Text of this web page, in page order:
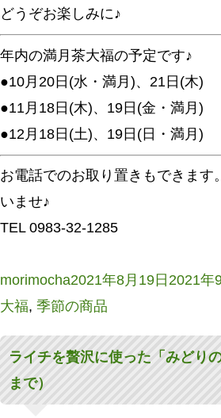
どうぞお楽しみに♪
年内の満月茶大福の予定です♪
●10月20日(水・満月)、21日(木)
●11月18日(木)、19日(金・満月)
●12月18日(土)、19日(日・満月)
お電話でのお取り置きもできます
いませ♪
TEL 0983-32-1285
投
稿
者
morimocha投
稿
日:
2021年8月19日 2021年
大福, 季節の商品
ライチを贅沢に使った「みどり
まで）